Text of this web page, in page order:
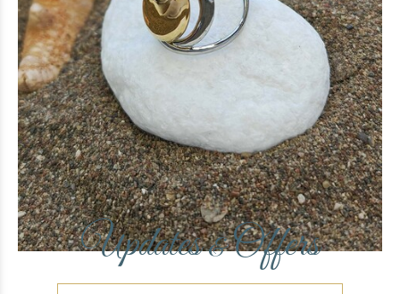
Round ring
12 €(-42%)
7 €
Updates&Offers